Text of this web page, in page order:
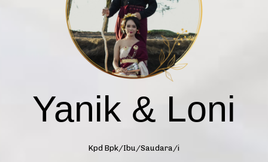
Yanik & Loni
Kpd Bpk/Ibu/Saudara/i